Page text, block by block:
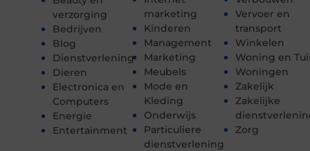
verzorging
Bedrijven
Blog
Dienstverlening
Dieren
Electronica en
Computers
Energie
Entertainment
marketing
Kinderen
Management
Marketing
Meubels
Mode en
Kleding
Onderwijs
Particuliere
dienstverlening
Vervoer en
transport
Winkelen
Woning en
Woningen
Zakelijk
Zakelijke
Zorg